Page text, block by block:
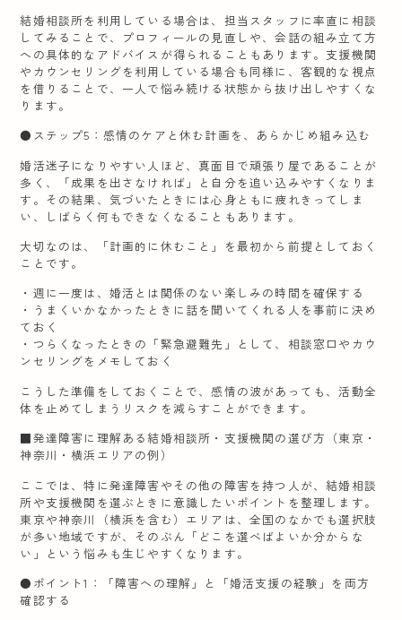
結婚相談所を利用している場合は、担当スタッフに率直に相談
してみることで、プロフィールの見直しや、会話の組み立て方
への具体的なアドバイスが得られることもあります。支援機関
やカウンセリングを利用している場合も同様に、客観的な視点
を借りることで、一人で悩み続ける状態から抜け出しやすくな
ります。
●ステップ5：感情のケアと休む計画を、あらかじめ組み込む
婚活迷子になりやすい人ほど、真面目で頑張り屋であることが
多く、「成果を出さなければ」と自分を追い込みやすくなりま
す。その結果、気づいたときには心身ともに疲れきってしま
い、しばらく何もできなくなることもあります。
大切なのは、「計画的に休むこと」を最初から前提としておく
ことです。
・週に一度は、婚活とは関係のない楽しみの時間を確保する
・うまくいかなかったときに話を聞いてくれる人を事前に決め
ておく
・つらくなったときの「緊急避難先」として、相談窓口やカウ
ンセリングをメモしておく
こうした準備をしておくことで、感情の波があっても、活動全
体を止めてしまうリスクを減らすことができます。
■発達障害に理解ある結婚相談所・支援機関の選び方（東京・
神奈川・横浜エリアの例）
ここでは、特に発達障害やその他の障害を持つ人が、結婚相談
所や支援機関を選ぶときに意識したいポイントを整理します。
東京や神奈川（横浜を含む）エリアは、全国のなかでも選択肢
が多い地域ですが、そのぶん「どこを選べばよいか分からな
い」という悩みも生じやすくなります。
●ポイント1：「障害への理解」と「婚活支援の経験」を両方
確認する